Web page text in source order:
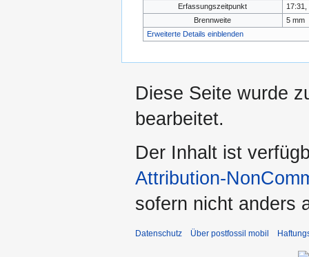
Erfassungszeitpunkt
17:31,
Brennweite
5 mm
Erweiterte Details einblenden
Diese Seite wurde
bearbeitet.
Der Inhalt ist
Attribution-
sofern nicht anders
Datenschutz Über postfossil mobil